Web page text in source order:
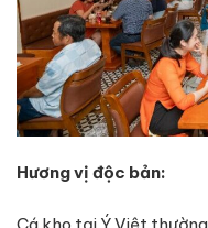
Hương vị độc bản: